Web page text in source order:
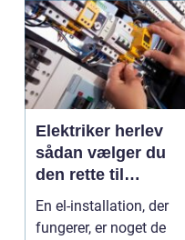
Elektriker herlev
sådan vælger du
den rette til
opgaven
En el-installation, der
fungerer, er noget de